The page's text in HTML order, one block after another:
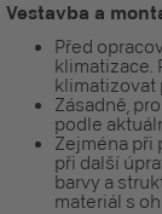
Vestavba a
Před
klimatizace.
klimatizovat
Zásadně,
podle
Zejména při
při další
barvy a
materiál s